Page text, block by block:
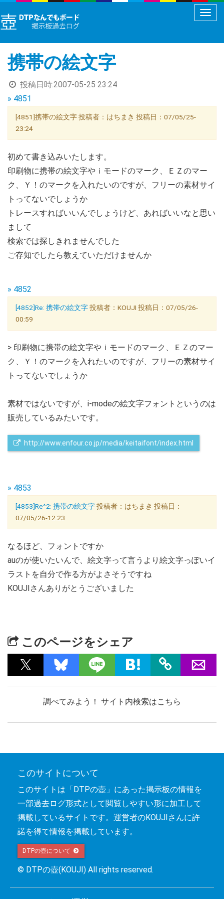
メ
ュ
携帯の絵文字
投稿日時:2007-05-25 23:24
» 4851
[4851]携帯の絵文字 投稿者：はちまき 投稿日：07/05/25-
23:24
初めて書き込みいたします。
印刷物に携帯の絵文字やｉモードのマーク、ＥＺのマー
ク、Ｙ！のマークを入れたいのですが、フリーの素材サイ
トってないでしょうか
トレースすればいいんでしょうけど、あればいいなと思い
まして
検索では探しきれませんでした
ご存知でしたら教えていただけませんか
» 4852
[4852]Re: 携帯の絵文字投稿者：KOUJI 投稿日：07/05/26-
00:59
> 印刷物に携帯の絵文字やｉモードのマーク、ＥＺのマー
ク、Ｙ！のマークを入れたいのですが、フリーの素材サイ
トってないでしょうか
素材ではないですが、i-modeの絵文字フォントというのは
販売しているみたいです。
http://www.enfour.co.jp/media/keitaifont/index.html
» 4853
[4853]Re^2: 携帯の絵文字投稿者：はちまき 投稿日：
07/05/26-12:23
なるほど、フォントですか
auのが使いたいんで、絵文字って言うより絵文字っぽいイ
ラストを自分で作る方がよさそうですね
KOUJIさんありがとうございました
このページをシェア
調べてみよう！ サイト内検索はこちら
このサイトについて
このサイトは「DTPの壺」にあった掲示板の情報を
一部過去ログ形式として閲覧しやすい形に加工して
掲載しているサイトです。運営者のKOUJIさんに許
諾を得て情報を掲載しています。
DTPの壺について
© DTPの壺(KOUJI) All rights reserved.